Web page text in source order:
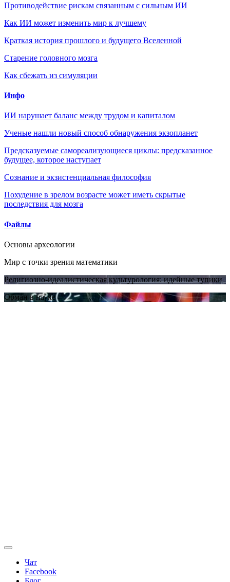
Противодействие рискам связанным с сильным ИИ
Как ИИ может изменить мир к лучшему
Краткая история прошлого и будущего Вселенной
Старение головного мозга
Как сбежать из симуляции
Инфо
ИИ нарушает баланс между трудом и капиталом
Ученые нашли новый способ обнаружения экзопланет
Предсказуемые самореализующиеся циклы: предсказанное
будущее, которое наступает
Сознание и экзистенциальная философия
Похудение в зрелом возрасте может иметь скрытые
последствия для мозга
Файлы
Основы археологии
Мир с точки зрения математики
Религиозно-идеалистическая культурология: идейные тупики
Обман в науке
Чат
Facebook